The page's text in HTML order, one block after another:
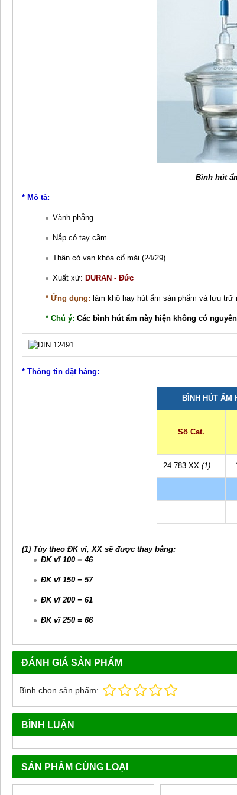
Bình hút
* Mô tả:
Vành phẳng.
Nắp có tay cầm.
Thân có van khóa cổ mài (24/29).
Xuất xứ: DURAN - Đức
* Ứng dụng: làm khô hay hút ẩm sản phẩm và lưu trữ
* Chú ý: Các bình hút ẩm này hiện không có
* Thông tin đặt hàng:
BÌNH HÚT ẨM
Số Cat.
24 783 XX (1)
(1) Tùy theo ĐK vĩ, XX sẽ được thay bằng:
ĐK vĩ 100 = 46
ĐK vĩ 150 = 57
ĐK vĩ 200 = 61
ĐK vĩ 250 = 66
ĐÁNH GIÁ SẢN PHẨM
Bình chọn sản phẩm:
BÌNH LUẬN
SẢN PHẨM CÙNG LOẠI